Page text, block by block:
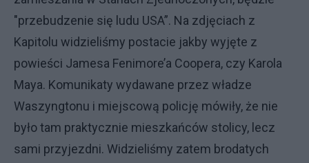
"przebudzenie się ludu USA”. Na zdjęciach z
Kapitolu widzieliśmy postacie jakby wyjęte z
powieści Jamesa Fenimore’a Coopera, czy Karola
Maya. Komunikaty wydawane przez władze
Waszyngtonu i miejscową policję mówiły, że nie
było tam praktycznie mieszkańców stolicy, lecz
sami przyjezdni. Widzieliśmy zatem brodatych